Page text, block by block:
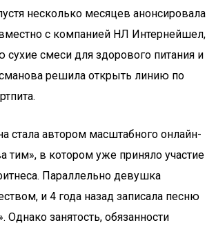
несколько месяцев анонсировала
с компанией НЛ Интернейшел,
смеси для здорового питания и
решила открыть линию по
стала автором масштабного онлайн-
тим», в котором уже приняло участие
Параллельно девушка
и 4 года назад записала песню
Однако занятость, обязанности